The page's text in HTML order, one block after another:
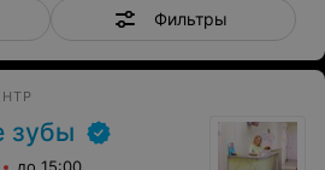
Фильтры
зубы